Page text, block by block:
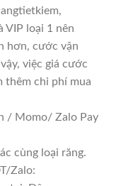
VIP loại 1 nên
hơn, cước vận
việc giá cước
thêm chi phí mua
/ Momo/ Zalo Pay
cùng loại răng.
Zalo: